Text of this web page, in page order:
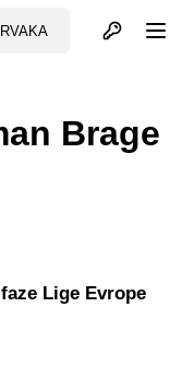
Otvori profil
Brage
Lige Evrope